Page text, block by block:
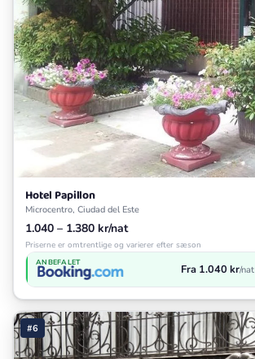
Hotel Papillon
Microcentro, Ciudad del Este
1.040 – 1.380 kr/nat
Priserne er omtrentlige og varierer efter sæson
ANBEFALET Fra 1.040 kr/nat
#6